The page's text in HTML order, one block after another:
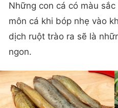
Những con cá có màu
môn cá khi bóp nhẹ vào
dịch ruột trào ra sẽ là
ngon.